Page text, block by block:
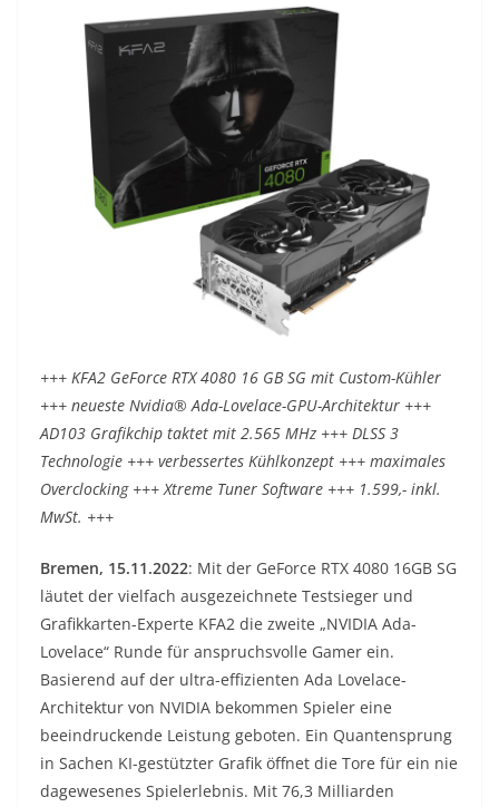
+++ KFA2 GeForce RTX 4080 16 GB SG mit Custom-Kühler
+++ neueste Nvidia® Ada-Lovelace-GPU-Architektur +++
AD103 Grafikchip taktet mit 2.565 MHz +++ DLSS 3
Technologie +++ verbessertes Kühlkonzept +++ maximales
Overclocking +++ Xtreme Tuner Software +++ 1.599,- inkl.
MwSt. +++
Bremen, 15.11.2022: Mit der GeForce RTX 4080 16GB SG
läutet der vielfach ausgezeichnete Testsieger und
Grafikkarten-Experte KFA2 die zweite „NVIDIA Ada-
Lovelace“ Runde für anspruchsvolle Gamer ein.
Basierend auf der ultra-effizienten Ada Lovelace-
Architektur von NVIDIA bekommen Spieler eine
beeindruckende Leistung geboten. Ein Quantensprung
in Sachen KI-gestützter Grafik öffnet die Tore für ein nie
dagewesenes Spielerlebnis. Mit 76,3 Milliarden